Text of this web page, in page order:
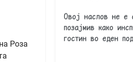
Роза
Овој наслов не е
позајмив како
гостин во еден